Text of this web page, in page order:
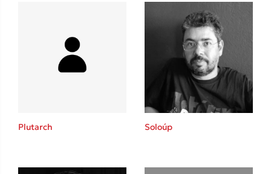
Το λεξικό της ζωής σου
Plutarch Soloúp